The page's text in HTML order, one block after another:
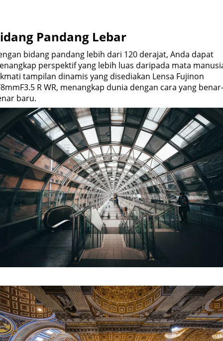
Pandang Lebar
bidang pandang lebih dari 120 derajat, Anda dapat
perspektif yang lebih luas daripada mata
tampilan dinamis yang disediakan Lensa Fujinon
R WR, menangkap dunia dengan cara yang benar-
baru.